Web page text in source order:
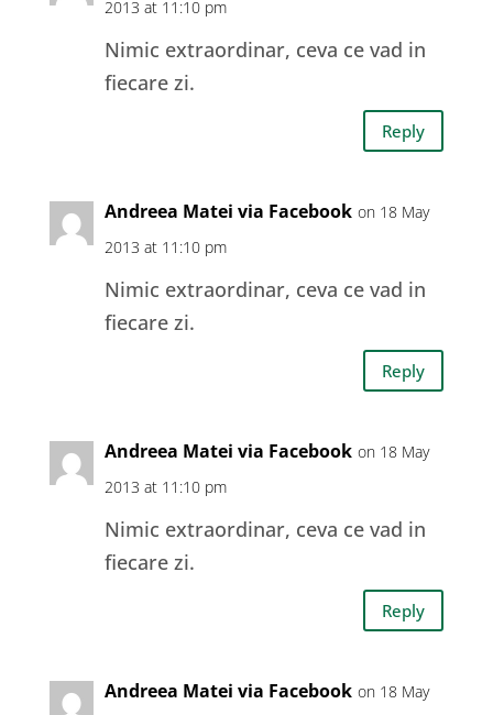
2013 at 11:10 pm
Nimic extraordinar, ceva ce vad in
fiecare zi.
Reply
Andreea Matei via Facebook on 18 May
2013 at 11:10 pm
Nimic extraordinar, ceva ce vad in
fiecare zi.
Reply
Andreea Matei via Facebook on 18 May
2013 at 11:10 pm
Nimic extraordinar, ceva ce vad in
fiecare zi.
Reply
Andreea Matei via Facebook on 18 May